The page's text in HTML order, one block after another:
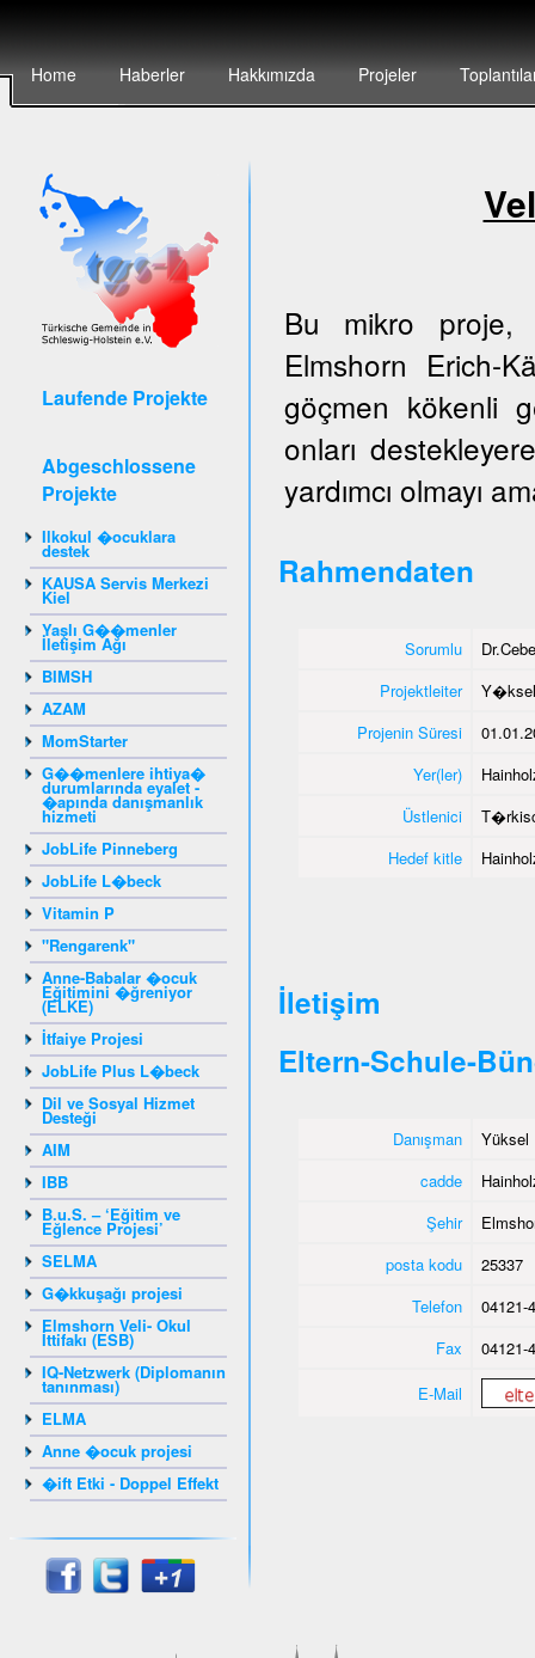
Home Haberler Hakkımızda Projeler
Laufende Projekte
Abgeschlossene
Projekte
Ilkokul �ocuklara
destek
KAUSA Servis Merkezi
Kiel
Yaşlı G��menler
İletişim Ağı
BIMSH
AZAM
MomStarter
G��menlere ihtiya�
durumlarında eyalet -
�apında danışmanlık
hizmeti
JobLife Pinneberg
JobLife L�beck
Vitamin P
"Rengarenk"
Anne-Babalar �ocuk
Eğitimini �ğreniyor
(ELKE)
İtfaiye Projesi
JobLife Plus L�beck
Dil ve Sosyal Hizmet
Desteği
AIM
IBB
B.u.S. – ‘Eğitim ve
Eğlence Projesi’
SELMA
G�kkuşağı projesi
Elmshorn Veli- Okul
İttifakı (ESB)
IQ-Netzwerk (Diplomanın
tanınması)
ELMA
Anne �ocuk projesi
�ift Etki - Doppel Effekt
Bu mikro proje,
Elmshorn Erich-
göçmen kökenli
onları
yardımcı olmayı
Rahmendaten
Sorumlu
Projektleiter
Projenin Süresi
Yer(ler)
Üstlenici
Hedef kitle
İletişim
Eltern-Schule-
Danışman
Yüksel
cadde
Şehir
posta kodu
25337
Telefon
04121-
Fax
04121-
E-Mail